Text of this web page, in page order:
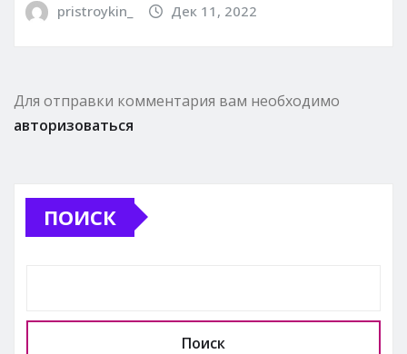
pristroykin_ Дек 11, 2022
Для отправки комментария вам необходимо
авторизоваться
ПОИСК
Поиск